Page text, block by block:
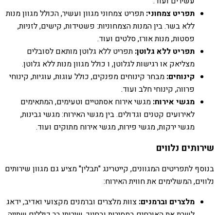
תפריט צמחוני: תפריט צמחוני מגוון ועשיר, הכולל מגוון מנות
ללא בשר. בין המנות הצמחוניות: פשטידות, קישים, לזניות,
פסטות, מנות אורז, סלטים ועוד.
תפריט ללא גלוטן: תפריט ללא גלוטן מותאם לסובלים
מצליאק או רגישות לגלוטן, ו כולל מגוון מנות ללא גלוטן.
קינוחים: מבחר קינוחים מפנקים, כולל עוגות, עוגיות, קינוחי
פרווה, קינוחי חלב ועוד.
מגשי אירוח: מגשי אירוח אסתטיים וטעימים, המתאימים
לאירועים קטנים וגדולים. בין מגשי האירוח: מגשי גבינות,
מגשי ירקות, מגשי פירות, מגשי אירוח מתוקים ועוד.
שירותים נלווים
בנוסף לתפריטים המגוונים, קייטרינג "תבלין" מציע גם מגוון שירותים
נלווים, המשלימים את חווית האירוח:
מלצרים וברמנים: צוות מלצרים וברמנים מקצועי ואדיב, ידאג